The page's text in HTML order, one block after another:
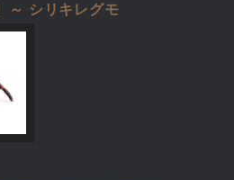
～ シリキレグモ